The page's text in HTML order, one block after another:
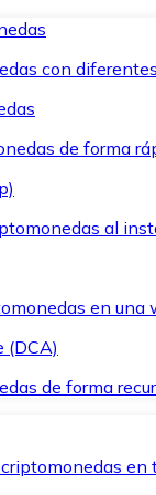
con
de forma
al
en una
(DCA)
de forma
en